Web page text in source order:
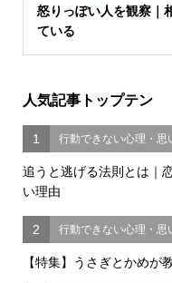
怒りっぽい人を観察｜
ている
人気記事トップテン
1 行動できない心理・思
追うと逃げる法則とは｜
い理由
2 行動できない心理・思
【特集】うさぎとかめが